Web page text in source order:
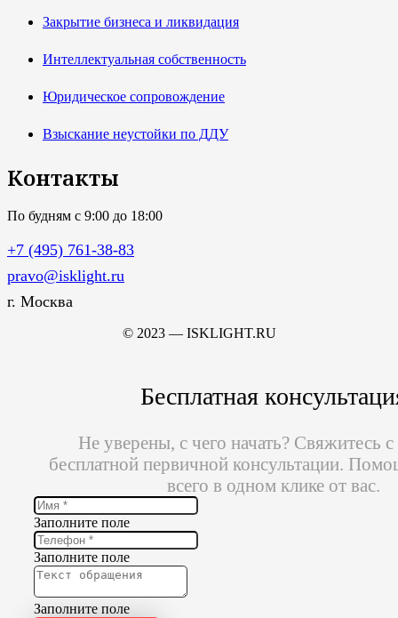
Закрытие бизнеса и ликвидация
Интеллектуальная собственность
Юридическое сопровождение
Взыскание неустойки по ДДУ
Контакты
По будням с 9:00 до 18:00
+7 (495) 761-38-83
pravo@isklight.ru
г. Москва
© 2023 — ISKLIGHT.RU
Бесплатная
Не уверены, с чего начать? Свяжитесь
бесплатной первичной консультации.
всего в одном клике от вас.
Заполните поле
Заполните поле
Заполните поле